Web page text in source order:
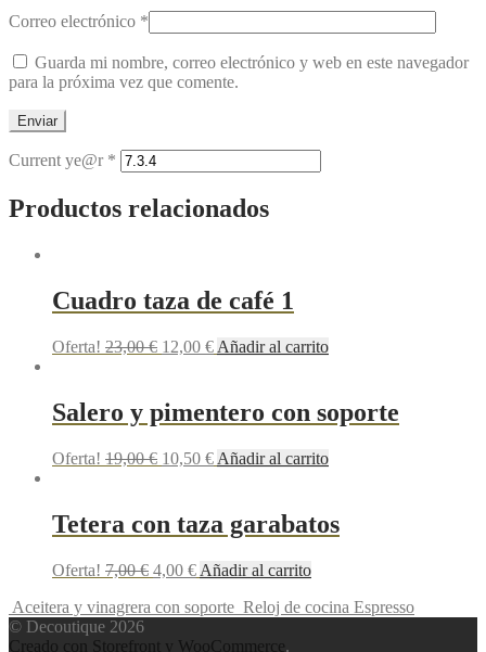
Correo electrónico *
Guarda mi nombre, correo electrónico y web en este navegador
para la próxima vez que comente.
Current ye@r *
Productos relacionados
Cuadro taza de café 1
Oferta! 23,00€ 12,00 € Añadir al carrito
Salero y pimentero con soporte
Oferta! 19,00€ 10,50 € Añadir al carrito
Tetera con taza garabatos
Oferta! 7,00€ 4,00 € Añadir al carrito
Aceitera y vinagrera con soporte Reloj de cocina Espresso
© Decoutique 2026
Creado con Storefront y WooCommerce.